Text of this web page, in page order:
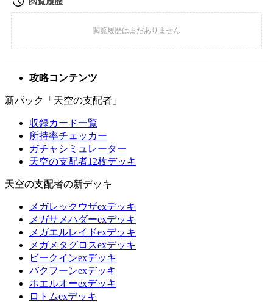
攻略コンテンツ
新パック「天空の支配者」
収録カード一覧
所持率チェッカー
ガチャシミュレーター
天空の支配者12枚デッキ
天空の支配者の新デッキ
メガレックウザexデッキ
メガサメハダーexデッキ
メガエルレイドexデッキ
メガメタグロスexデッキ
ビークインexデッキ
バクフーンexデッキ
ホエルオーexデッキ
ロトムexデッキ